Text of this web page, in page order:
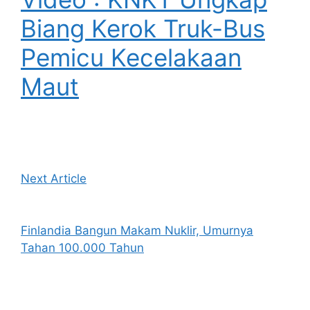
Biang Kerok Truk-Bus
Pemicu Kecelakaan
Maut
Next Article
Finlandia Bangun Makam Nuklir, Umurnya
Tahan 100.000 Tahun